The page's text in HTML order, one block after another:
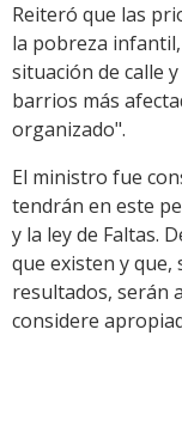
Reiteró que las
la pobreza
situación de calle
barrios más
organizado".
El ministro fue
tendrán en este
y la ley de Faltas.
que existen y que,
resultados, serán
considere